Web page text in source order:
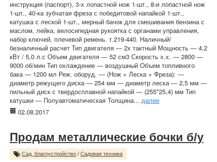
инструкция (паспорт), 3-х лопастной нож 1-шт., 8-и лопастной нож
1-шт., 40-ка зубчатая фреза с победитовой напайкой 1-шт.,
катушка с леской 1-шт., мерный бачок для смешивания бензина с
маслом, лейка, велосипедная рукоятка с органами управления,
набор ключей, плечевой ремень. т.219-440. Наличный/
безналичный расчет Тип двигателя ― 2х тактный Мощность ― 4,2
кВт / 5,0 л.с Объем двигателя ― 52 см3 Скорость х.х. ― 2800 ―
9000 об/мин Тип охлаждение ― воздушный Объем топливного
бака ― 1200 мл Реж. оборуд. ― (Нож + Леска + Фреза): ―
диаметр режущего диска ― 254 мм ― диаметр леска ― 2,5 мм ―
пильный диск с твердосплавной напайкой ― (255*25,4) мм Тип
катушки ― Полуавтоматическая Толщина... далее
02.08.2017
Продам металлические бочки б/у
Сад, благоустройство / Садовая техника